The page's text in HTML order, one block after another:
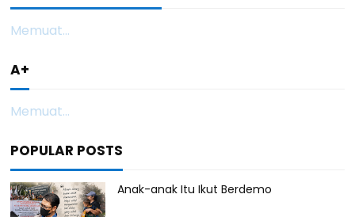
Memuat...
A+
Memuat...
POPULAR POSTS
Anak-anak Itu Ikut Berdemo